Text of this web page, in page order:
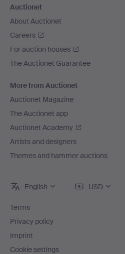
Auctionet
About Auctionet
Careers
For auction houses
The Auctionet Guarantee
More from Auctionet
Auctionet Magazine
The Auctionet app
Auctionet Academy
Artists and designers
Themes and hammer auctions
English USD
Terms
Privacy policy
Imprint
Cookie settings